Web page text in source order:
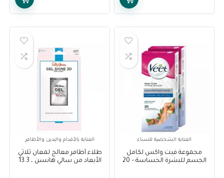
العناية الشخصية للنساء
مجموعة فيت واكس لكامل
الجسم للبشرة الحساسة – 20
العناية بالأقدام واليدين والأظافر
طلاء أظافر معالج لمعان ثلاثي
الأبعاد من سالي هانسن ، 13.3